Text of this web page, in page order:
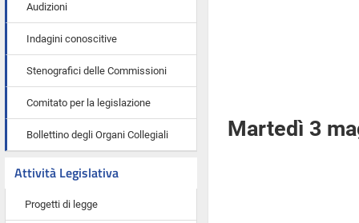
Audizioni
Indagini conoscitive
Stenografici delle Commissioni
Comitato per la legislazione
Bollettino degli Organi Collegiali
Attività Legislativa
Progetti di legge
Martedì 3